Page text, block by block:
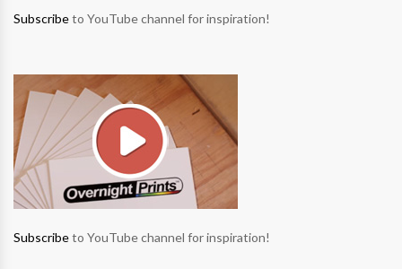
Subscribeto YouTube channel for inspiration!
Subscribeto YouTube channel for inspiration!